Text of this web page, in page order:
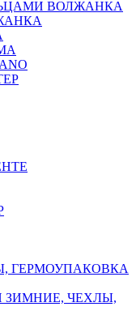
ВОЛЖАНКА
ГЕРМОУПАКОВКА
ЧЕХЛЫ,